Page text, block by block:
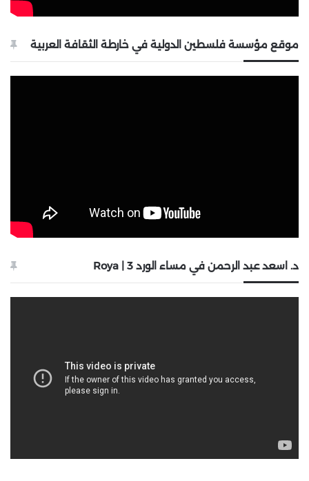
موقع مؤسسة فلسطين الدولية في خارطة الثقافة العربية
د. اسعد عبد الرحمن في مساء الورد 3 | Roya